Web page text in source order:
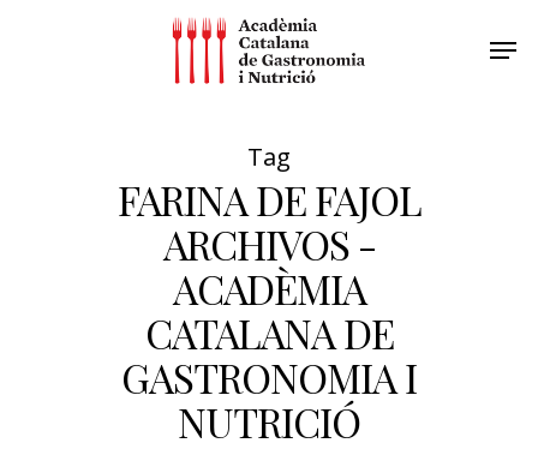
Tag
FARINA DE FAJOL
ARCHIVOS -
ACADÈMIA
CATALANA DE
GASTRONOMIA I
NUTRICIÓ